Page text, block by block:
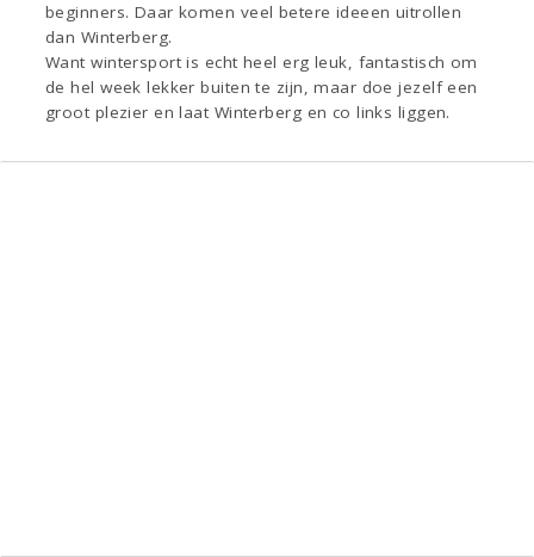
beginners. Daar komen veel betere ideeen uitrollen
dan Winterberg.
Want wintersport is echt heel erg leuk, fantastisch om
de hel week lekker buiten te zijn, maar doe jezelf een
groot plezier en laat Winterberg en co links liggen.